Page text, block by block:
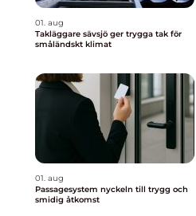
01. aug
Takläggare sävsjö ger trygga tak för
småländskt klimat
01. aug
Passagesystem nyckeln till trygg och
smidig åtkomst